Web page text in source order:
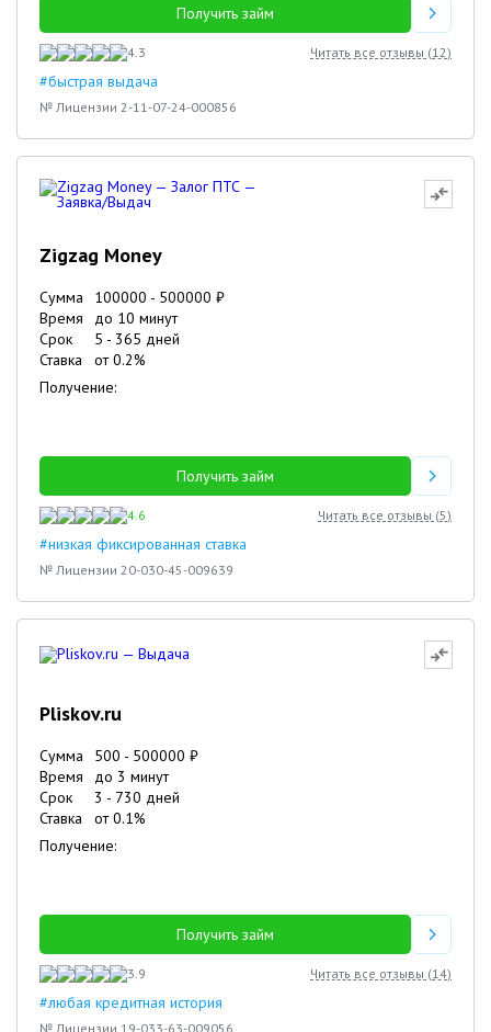
Получить займ
4.3 Читать все отзывы (12)
#быстрая выдача
№ Лицензии 2-11-07-24-000856
Zigzag Money
Сумма 100000 - 500000 ₽
Время
до 10 минут
Срок
5 - 365 дней
Ставка
от0.2%
Получение:
Получить займ
4.6 Читать все отзывы (5)
#низкая фиксированная ставка
№ Лицензии 20-030-45-009639
Pliskov.ru
Сумма 500 - 500000 ₽
Время
до 3 минут
Срок
3 - 730 дней
Ставка
от0.1%
Получение:
Получить займ
3.9 Читать все отзывы (14)
#любая кредитная история
№ Лицензии 19-033-63-009056